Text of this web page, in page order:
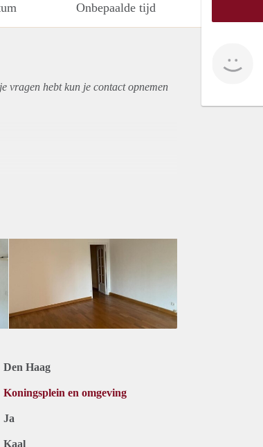
Onbepaalde tijd
vragen hebt kun je contact opnemen
Den Haag
Koningsplein en omgeving
Ja
Kaal